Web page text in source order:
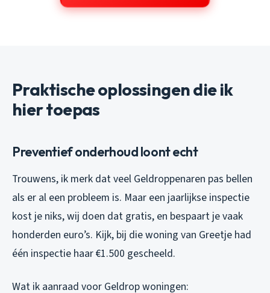
Praktische oplossingen die ik
hier toepas
Preventief onderhoud loont echt
Trouwens, ik merk dat veel Geldroppenaren pas bellen
als er al een probleem is. Maar een jaarlijkse inspectie
kost je niks, wij doen dat gratis, en bespaart je vaak
honderden euro’s. Kijk, bij die woning van Greetje had
één inspectie haar €1.500 gescheeld.
Wat ik aanraad voor Geldrop woningen: